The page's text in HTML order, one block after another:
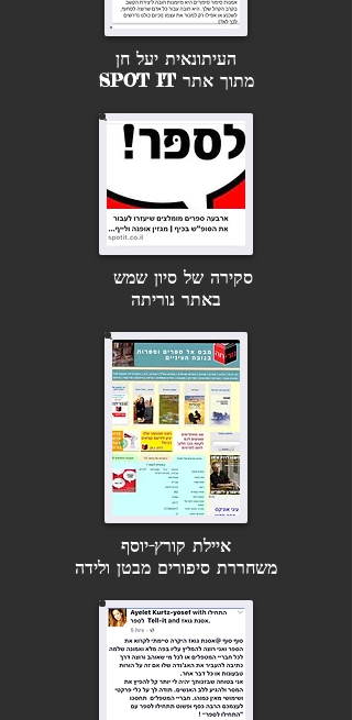
העיתונאית יעל חן
מתוך אתר SPOT IT
סקירה של סיון שמש
באתר נוריתה
איילת קורץ-יוסף
משחררת סיפורים מבטן ולידה